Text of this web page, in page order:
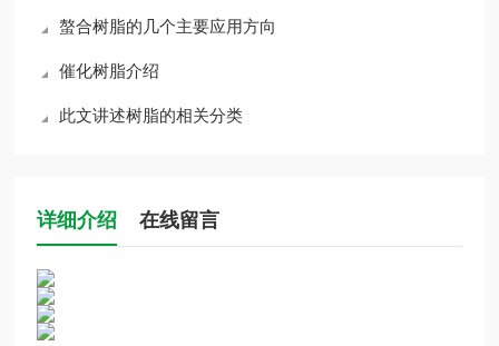
螯合树脂的几个主要应用方向
催化树脂介绍
此文讲述树脂的相关分类
详细介绍 在线留言